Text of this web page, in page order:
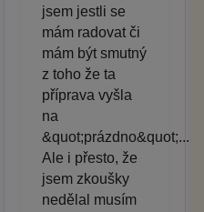
jsem jestli se
mám radovat či
mám být smutný
z toho že ta
příprava vyšla
na
&quot;prázdno&quot;...
Ale i přesto, že
jsem zkoušky
nedělal musím